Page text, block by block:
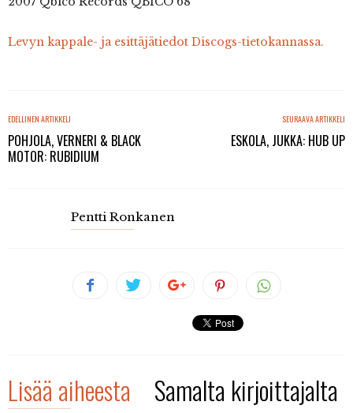
Levyn kappale- ja esittäjätiedot Discogs-tietokannassa.
EDELLINEN ARTIKKELI
POHJOLA, VERNERI & BLACK
MOTOR: RUBIDIUM
SEURAAVA ARTIKKELI
ESKOLA, JUKKA: HUB UP
Pentti Ronkanen
Lisää aiheesta Samalta kirjoittajalta